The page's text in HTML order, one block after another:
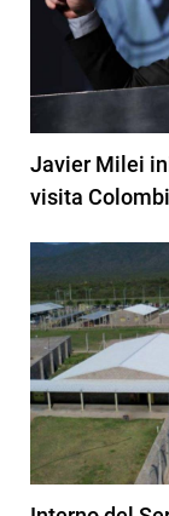
Javier Milei
visita